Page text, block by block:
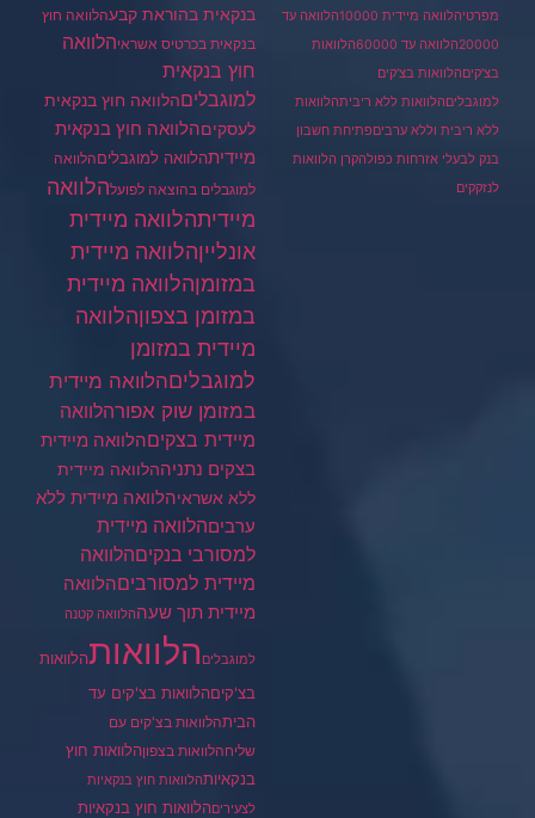
מפרטיהלוואה מיידית 10000
הלוואה עד
20000הלוואה עד 60000
הלוואות
בצ'קיםהלוואות בצ'קים
למוגבליםהלוואות ללא ריביתהלוואות
ללא ריבית וללא ערביםפתיחת חשבון
בנק לבעלי אזרחות כפולהקרן הלוואות
לנזקקים
בנקאית בהוראת קבעהלוואה חוץ
בנקאית בכרטיס אשראיהלוואה
חוץ בנקאית
למוגבליםהלוואה חוץ בנקאית
לעסקיםהלוואה חוץ בנקאית
מיידיתהלוואה למוגבליםהלוואה
למוגבלים בהוצאה לפועלהלוואה
מיידיתהלוואה מיידית
אונלייןהלוואה מיידית
במזומןהלוואה מיידית
במזומן בצפוןהלוואה
מיידית במזומן
למוגבליםהלוואה מיידית
במזומן שוק אפורהלוואה
מיידית בצקיםהלוואה מיידית
בצקים נתניההלוואה מיידית
ללא אשראיהלוואה מיידית ללא
ערביםהלוואה מיידית
למסורבי בנקיםהלוואה
מיידית למסורביםהלוואה
מיידית תוך שעההלוואה קטנה
למוגבלים הלוואותהלוואות
בצ'קיםהלוואות בצ'קים עד
הביתהלוואות בצ'קים עם
שליחהלוואות בצפוןהלוואות חוץ
בנקאיותהלוואות חוץ בנקאיות
לצעיריםהלוואות חוץ בנקאיות